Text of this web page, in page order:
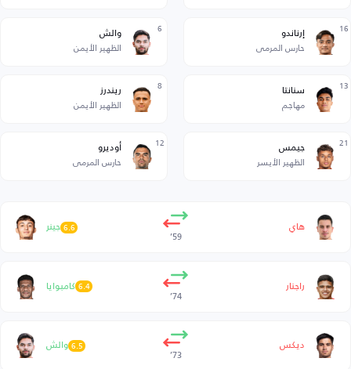
16 إرناندو
حارس المرمى
6 والش
الظهير الأيمن
13 سنانتا
مهاجم
8 ريندرز
الظهير الأيمن
21 جيمس
الظهير الأيسر
12 أوديرو
حارس المرمى
هاي
59’
جينر6.6
راجنار
74’
كامبوايا 6.4
ديكس
73’
والش6.5